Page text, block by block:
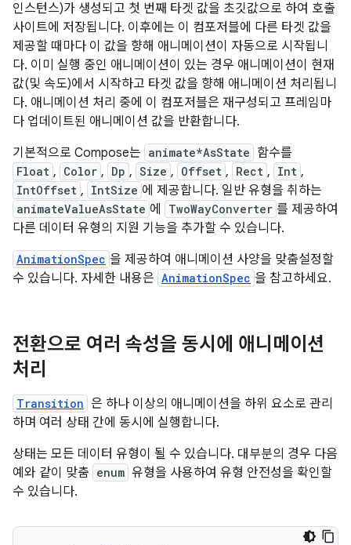
인스턴스)가 생성되고 첫 번째 타겟 값을 초깃값으로 하여 호출
사이트에 저장됩니다. 이후에는 이 컴포저블에 다른 타겟 값을
제공할 때마다 이 값을 향해 애니메이션이 자동으로 시작됩니
다. 이미 실행 중인 애니메이션이 있는 경우 애니메이션이 현재
값(및 속도)에서 시작하고 타겟 값을 향해 애니메이션 처리됩니
다. 애니메이션 처리 중에 이 컴포저블은 재구성되고 프레임마
다 업데이트된 애니메이션 값을 반환합니다.
기본적으로 Compose는 animate*AsState 함수를
Float , Color , Dp , Size , Offset , Rect , Int ,
IntOffset , IntSize 에 제공합니다. 일반 유형을 취하는
animateValueAsState 에 TwoWayConverter 를 제공하여
다른 데이터 유형의 지원 기능을 추가할 수 있습니다.
AnimationSpec 을 제공하여 애니메이션 사양을 맞춤설정할
수 있습니다. 자세한 내용은 AnimationSpec 을 참고하세요.
전환으로 여러 속성을 동시에 애니메이션
처리
Transition 은 하나 이상의 애니메이션을 하위 요소로 관리
하며 여러 상태 간에 동시에 실행합니다.
상태는 모든 데이터 유형이 될 수 있습니다. 대부분의 경우 다음
예와 같이 맞춤 enum 유형을 사용하여 유형 안전성을 확인할
수 있습니다.